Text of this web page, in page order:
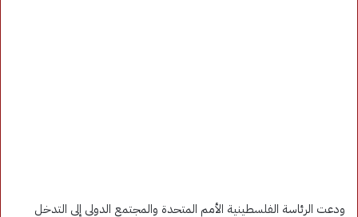
ودعت الرئاسة الفلسطينية الأمم المتحدة والمجتمع الدولي إلى التدخل